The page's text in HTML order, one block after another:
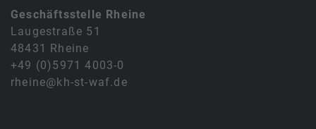
Geschäftsstelle Rheine
Laugestraße 51
48431 Rheine
+49 (0)5971 4003-0
rheine@kh-st-waf.de